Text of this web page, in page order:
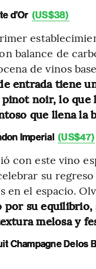
d’Or (US$38)
balance de
de vinos
entrada tiene
noir, lo que
que llena la
Imperial (US$47)
con este vino
su
en el espacio.
por su equilibrio,
melosa y
Champagne Delos